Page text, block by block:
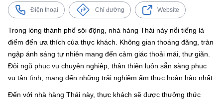
Điện thoại Chỉ đường Website
Trong lòng thành phố sôi động, nhà hàng Thái này nổi tiếng là
điểm đến ưa thích của thực khách. Không gian thoáng đãng, tràn
ngập ánh sáng tự nhiên mang đến cảm giác thoải mái, thư giãn.
Đội ngũ phục vụ chuyên nghiệp, thân thiện luôn sẵn sàng phục
vụ tận tình, mang đến những trải nghiệm ẩm thực hoàn hảo nhất.
Đến với nhà hàng Thái này, thực khách sẽ được thưởng thức